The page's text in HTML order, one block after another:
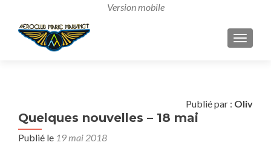
Publié par : Oliv
Quelques nouvelles – 18 mai
Publié le 19 mai 2018